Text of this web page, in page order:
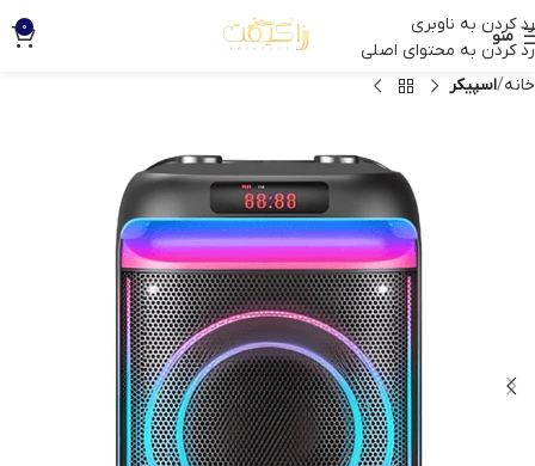
رد کردن به ناوبری
رد کردن به محتوای اصلی
منو 0
خانه اسپیکر